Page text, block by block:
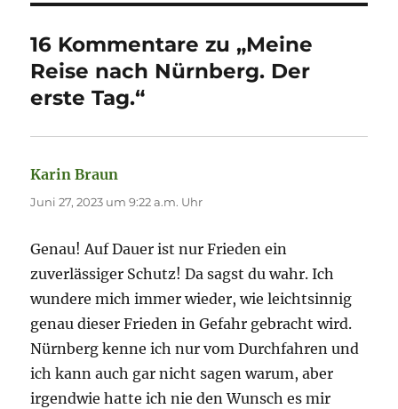
16 Kommentare zu „Meine
Reise nach Nürnberg. Der
erste Tag.“
Karin Braun
Juni 27, 2023 um 9:22 a.m. Uhr
Genau! Auf Dauer ist nur Frieden ein
zuverlässiger Schutz! Da sagst du wahr. Ich
wundere mich immer wieder, wie leichtsinnig
genau dieser Frieden in Gefahr gebracht wird.
Nürnberg kenne ich nur vom Durchfahren und
ich kann auch gar nicht sagen warum, aber
irgendwie hatte ich nie den Wunsch es mir